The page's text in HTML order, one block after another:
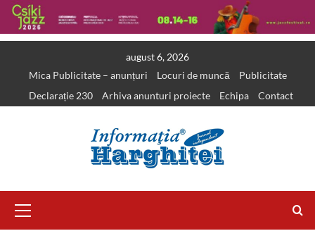
august 6, 2026
Mica Publicitate – anunțuri
Locuri de muncă
Publicitate
Declarație 230
Arhiva anunturi proiecte Echipa Contact
Menu